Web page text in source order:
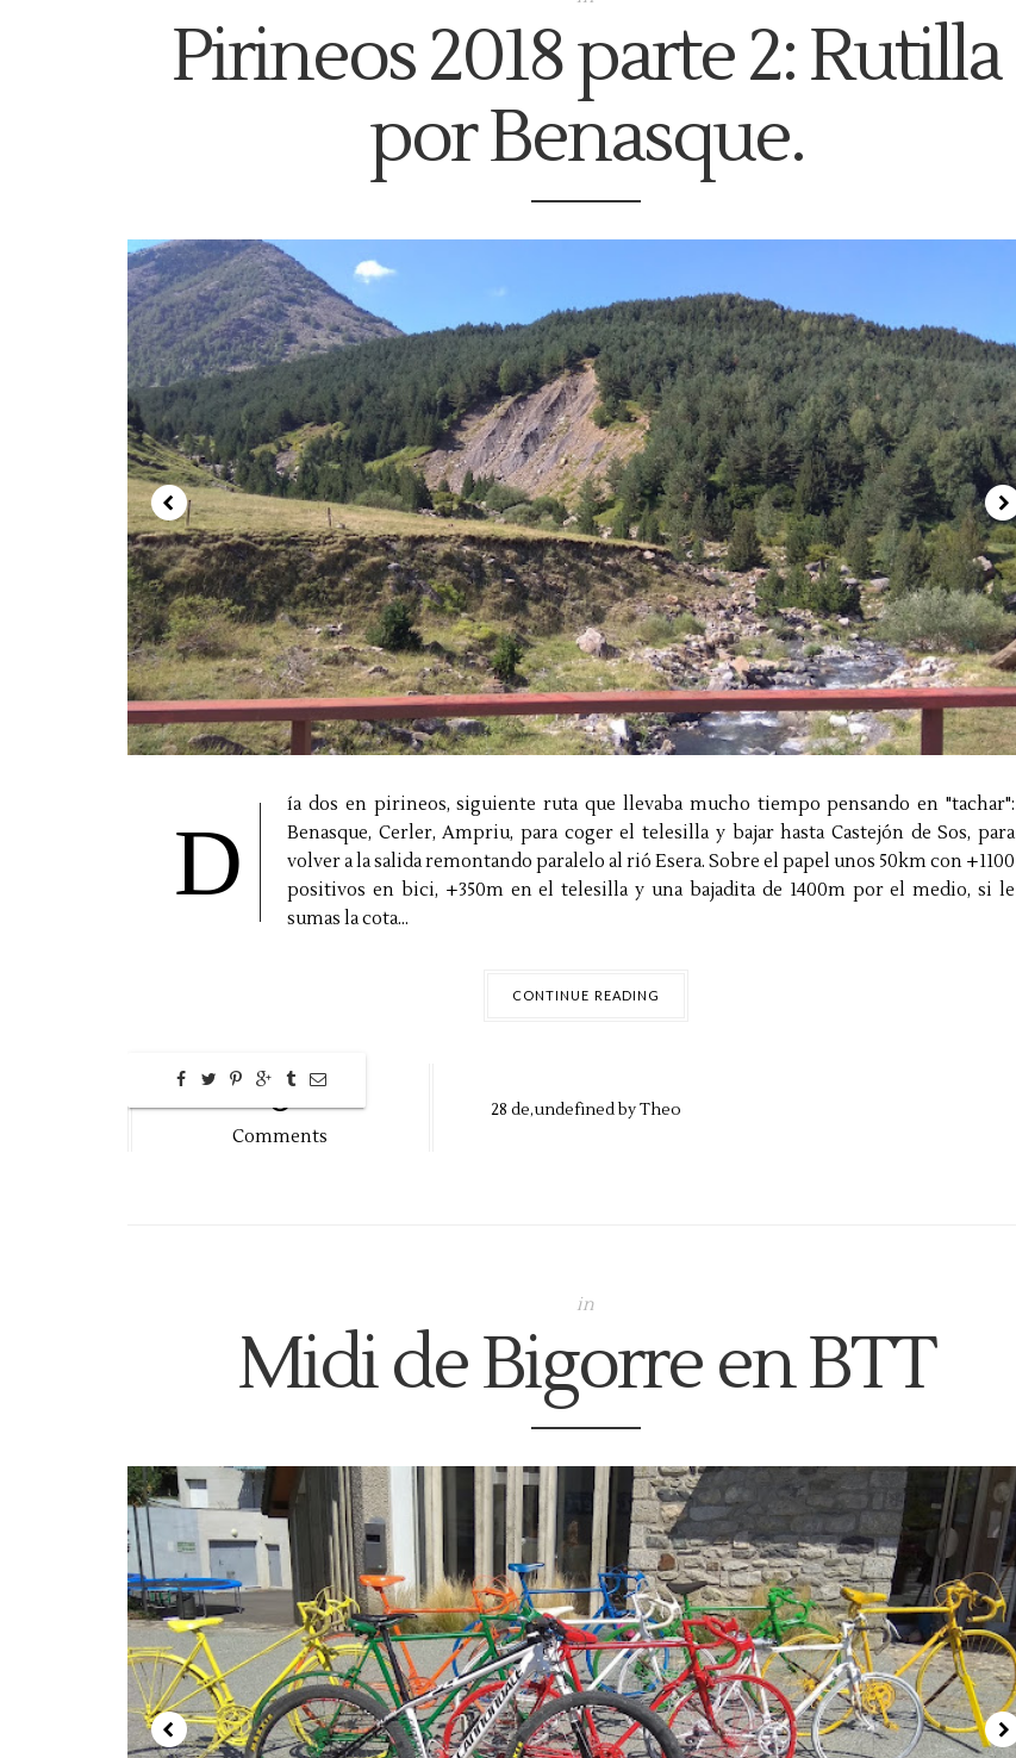
Pirineos 2018 parte 2: Rutilla
por Benasque.
D
ía dos en pirineos, siguiente ruta que llevaba mucho tiempo pensando en "tachar":
Benasque, Cerler, Ampriu, para coger el telesilla y bajar hasta Castejón de Sos, para
volver a la salida remontando paralelo al rió Esera. Sobre el papel unos 50km con +1100
positivos en bici, +350m en el telesilla y una bajadita de 1400m por el medio, si le
sumas la cota...
CONTINUE READING
0
Comments
28 de,undefined byTheo
in
Midi de Bigorre en BTT